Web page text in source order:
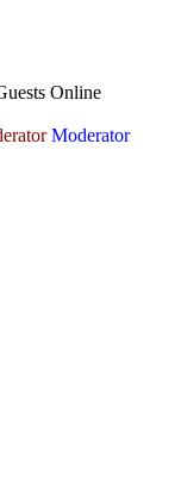
Online
Moderator